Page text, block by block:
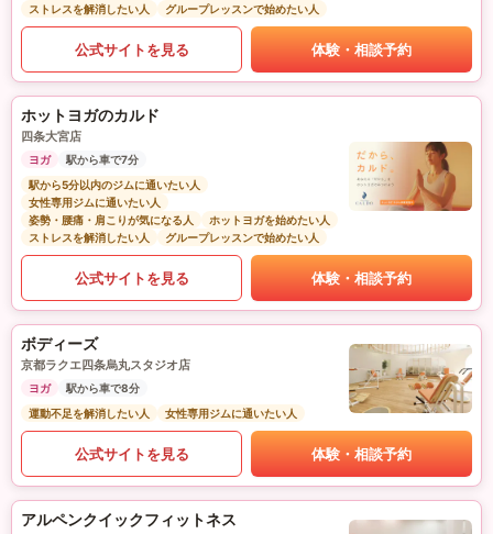
ストレスを解消したい人
グループレッスンで始めたい人
公式サイトを見る 体験・相談予約
ホットヨガのカルド
四条大宮店
ヨガ
駅から車で7分
駅から5分以内のジムに通いたい人
女性専用ジムに通いたい人
姿勢・腰痛・肩こりが気になる人
ホットヨガを始めたい人
ストレスを解消したい人
グループレッスンで始めたい人
公式サイトを見る 体験・相談予約
ボディーズ
京都ラクエ四条烏丸スタジオ店
ヨガ
駅から車で8分
運動不足を解消したい人
女性専用ジムに通いたい人
公式サイトを見る 体験・相談予約
アルペンクイックフィットネス